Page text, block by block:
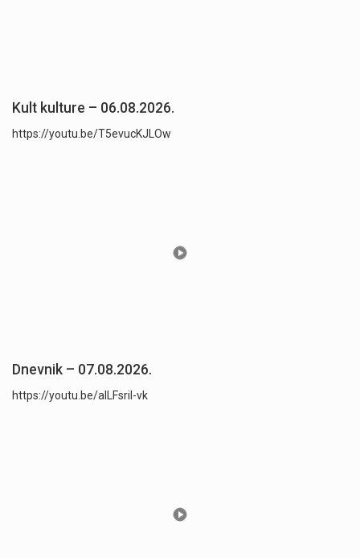
Kult kulture – 06.08.2026.
https://youtu.be/T5evucKJLOw
Dnevnik – 07.08.2026.
https://youtu.be/aILFsriI-vk